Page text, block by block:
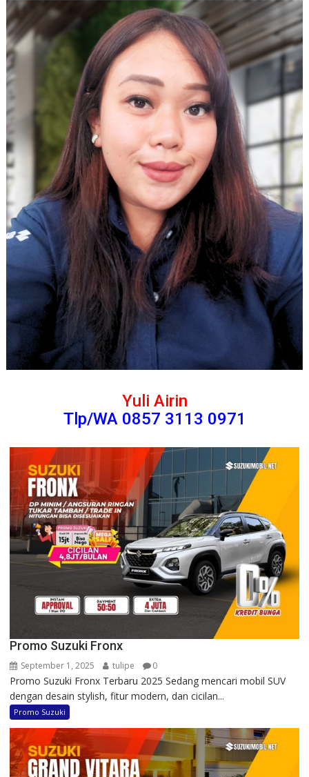
Yuli Airin
Tlp/WA 0857 3113 0971
Promo Suzuki Fronx
September 1, 2025 tulipe 0
Promo Suzuki Fronx Terbaru 2025 Sedang mencari mobil SUV
dengan desain stylish, fitur modern, dan cicilan...
Promo Suzuki